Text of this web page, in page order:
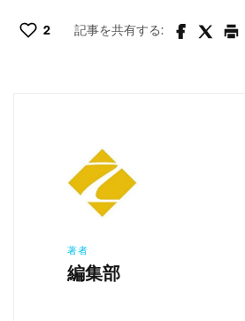
2 記事を共有する:
著者
編集部